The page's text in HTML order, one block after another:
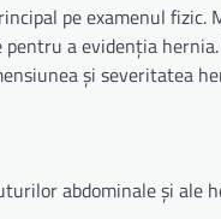
pe examenul
a evidenția
și severitatea
abdominale și